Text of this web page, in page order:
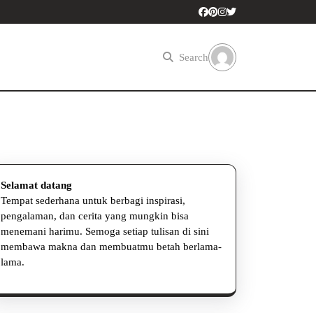
Search
Selamat datang
Tempat sederhana untuk berbagi inspirasi,
pengalaman, dan cerita yang mungkin bisa
menemani harimu. Semoga setiap tulisan di sini
membawa makna dan membuatmu betah berlama-
lama.